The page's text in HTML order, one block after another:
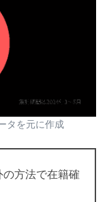
タを元に作成
方法で在籍確